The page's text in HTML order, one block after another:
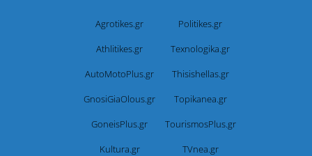
Agrotikes.gr
Politikes.gr
Athlitikes.gr
Texnologika.gr
AutoMotoPlus.gr
Thisishellas.gr
GnosiGiaOlous.gr
Topikanea.gr
GoneisPlus.gr
TourismosPlus.gr
Kultura.gr
TVnea.gr